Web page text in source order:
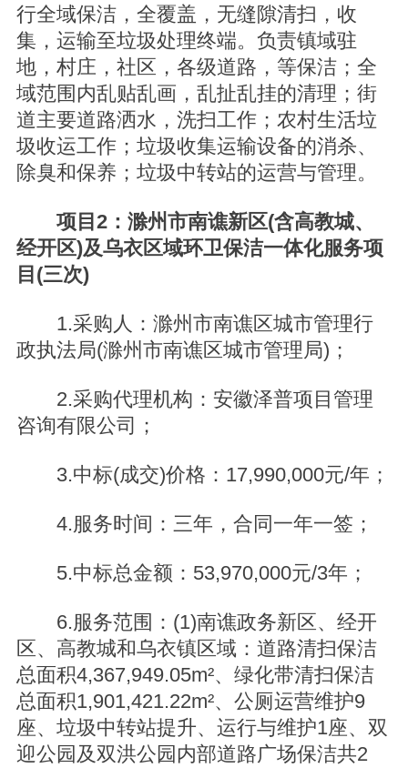
行全域保洁，全覆盖，无缝隙清扫，收
集，运输至垃圾处理终端。负责镇域驻
地，村庄，社区，各级道路，等保洁；全
域范围内乱贴乱画，乱扯乱挂的清理；街
道主要道路洒水，洗扫工作；农村生活垃
圾收运工作；垃圾收集运输设备的消杀、
除臭和保养；垃圾中转站的运营与管理。
项目2：滁州市南谯新区(含高教城、
经开区)及乌衣区域环卫保洁一体化服务项
目(三次)
1.采购人：滁州市南谯区城市管理行
政执法局(滁州市南谯区城市管理局)；
2.采购代理机构：安徽泽普项目管理
咨询有限公司；
3.中标(成交)价格：17,990,000元/年；
4.服务时间：三年，合同一年一签；
5.中标总金额：53,970,000元/3年；
6.服务范围：(1)南谯政务新区、经开
区、高教城和乌衣镇区域：道路清扫保洁
总面积4,367,949.05m²、绿化带清扫保洁
总面积1,901,421.22m²、公厕运营维护9
座、垃圾中转站提升、运行与维护1座、双
迎公园及双洪公园内部道路广场保洁共2